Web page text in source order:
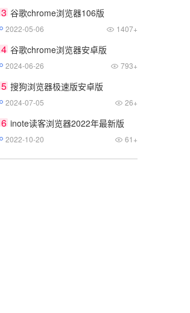
3 谷歌chrome浏览器106版
2022-05-06 1407+
4 谷歌chrome浏览器安卓版
2024-06-26 793+
5 搜狗浏览器极速版安卓版
2024-07-05 26+
6 inote读客浏览器2022年最新版
2022-10-20 61+